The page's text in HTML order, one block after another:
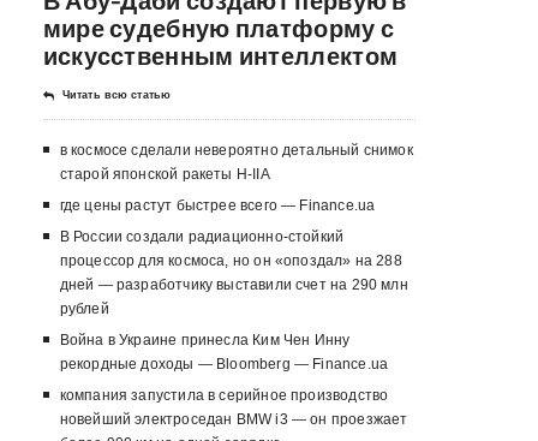
мире судебную платформу с
искусственным интеллектом
Читать всю статью
в космосе сделали невероятно детальный снимок
старой японской ракеты H-IIA
где цены растут быстрее всего — Finance.ua
В России создали радиационно-стойкий
процессор для космоса, но он «опоздал» на 288
дней — разработчику выставили счет на 290 млн
рублей
Война в Украине принесла Ким Чен Инну
рекордные доходы — Bloomberg — Finance.ua
компания запустила в серийное производство
новейший электроседан BMW i3 — он проезжает